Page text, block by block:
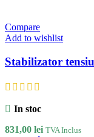
Compare
Add to wishlist
Stabilizator
In stoc
831,00 lei TVA Inclus